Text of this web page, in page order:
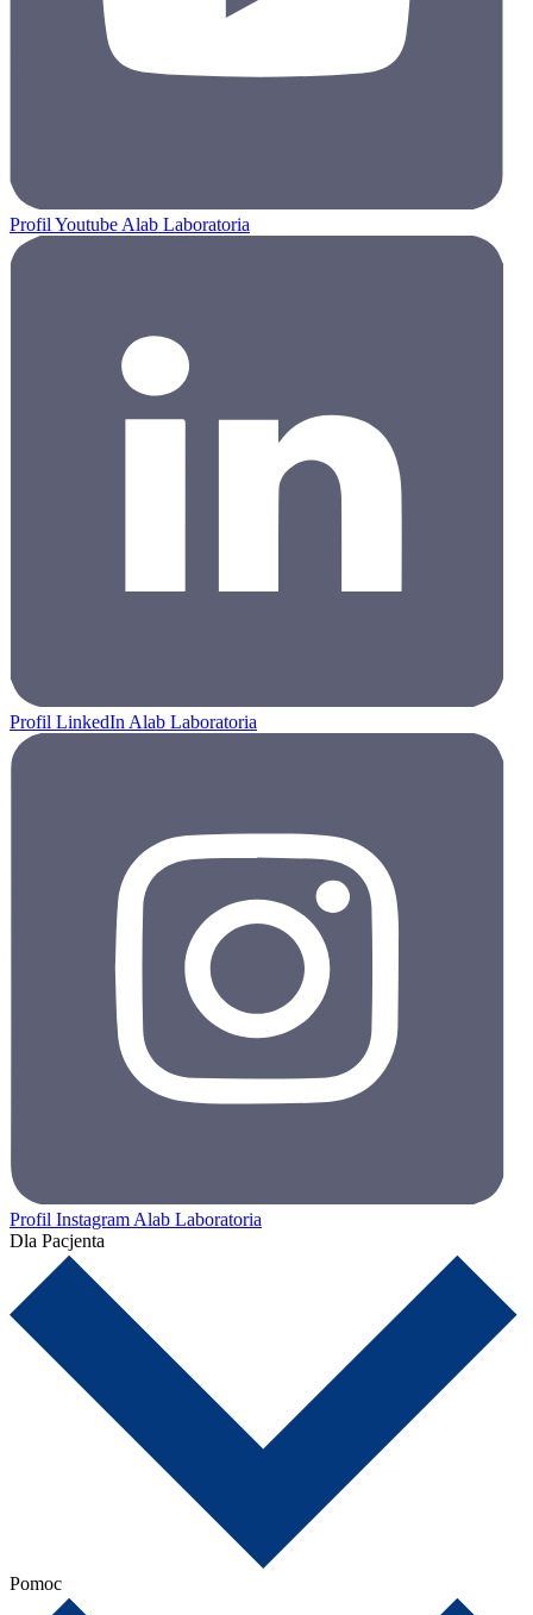
Profil Youtube Alab Laboratoria
Profil LinkedIn Alab Laboratoria
Profil Instagram Alab Laboratoria
Dla Pacjenta
Pomoc